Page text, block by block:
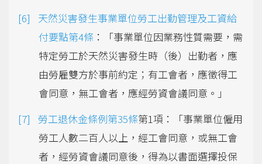
天然災害發生事業單位勞工出勤管理及工資給
付要點第4條 ：「事業單位因業務性質需要，需
特定勞工於天然災害發生時（後）出勤者，應
由勞雇雙方於事前約定；有工會者，應徵得工
會同意，無工會者，應經勞資會議同意。」
勞工退休金條例第35條第1項：「事業單位僱用
勞工人數二百人以上，經工會同意，或無工會
者，經勞資會議同意後，得為以書面選擇投保